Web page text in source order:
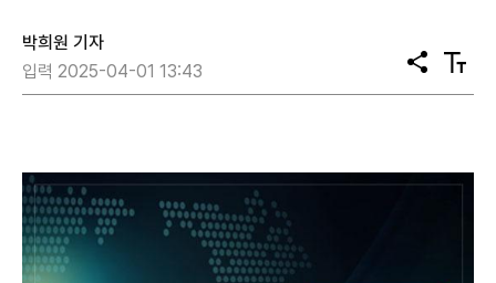
박희원 기자
입력 2025-04-01 13:43
공
유
텍
스